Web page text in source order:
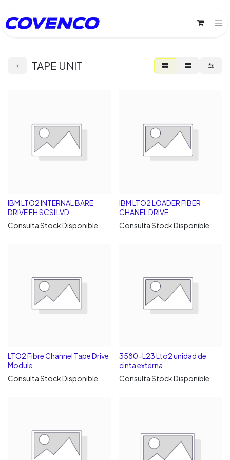
TAPE UNIT
IBM LTO2 INTERNAL BARE
DRIVE FH SCSI LVD
Consulta Stock Disponible
IBM LTO2 LOADER FIBER
CHANEL DRIVE
Consulta Stock Disponible
LTO2 Fibre Channel Tape Drive
Module
Consulta Stock Disponible
3580-L23 Lto2 unidad de
cinta externa
Consulta Stock Disponible